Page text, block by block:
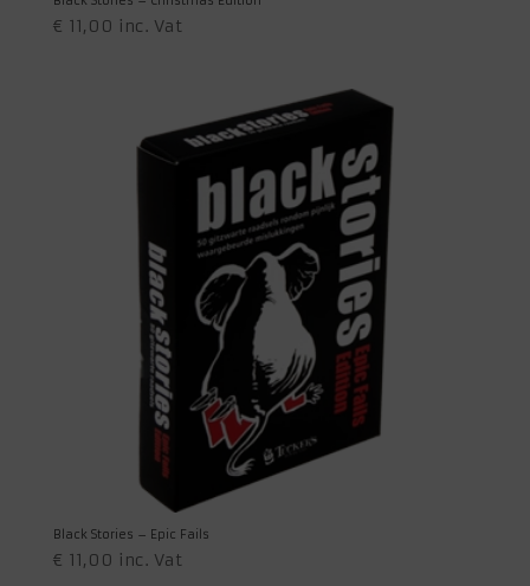
€ 11,00 inc. Vat
Black Stories – Epic Fails
€ 11,00 inc. Vat